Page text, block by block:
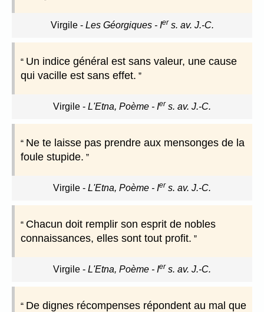
Virgile- Les Géorgiques - Ier s. av. J.-C.
Un indice général est sans valeur, une cause
qui vacille est sans effet.
Virgile - L'Etna, Poème - Ier s. av. J.-C.
Ne te laisse pas prendre aux mensonges de la
foule stupide.
Virgile - L'Etna, Poème - Ier s. av. J.-C.
Chacun doit remplir son esprit de nobles
connaissances, elles sont tout profit.
Virgile - L'Etna, Poème - Ier s. av. J.-C.
De dignes récompenses répondent au mal que